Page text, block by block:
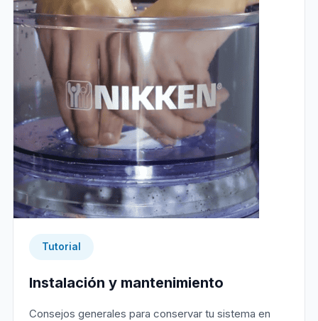
Tutorial
Instalación y mantenimiento
Consejos generales para conservar tu sistema en